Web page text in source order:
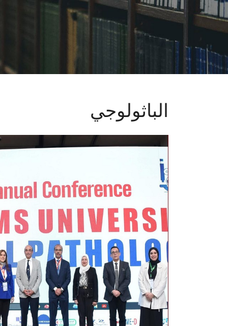
الباثولوجي